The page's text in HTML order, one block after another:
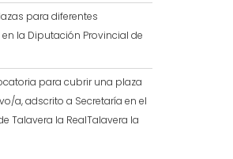
para diferentes
la Diputación Provincial de
para cubrir una plaza
a, adscrito a Secretaría en el
Talavera la RealTalavera la